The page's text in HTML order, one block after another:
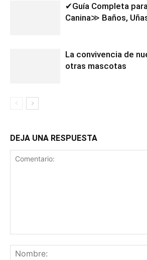
✔Guía Completa
Canina≫ Baños,
La convivencia de
otras mascotas
DEJA UNA RESPUESTA